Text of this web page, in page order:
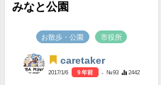
みなと公園
お散歩・公園 市役所
caretaker
2017/1/6 9 年前 - №93 2442